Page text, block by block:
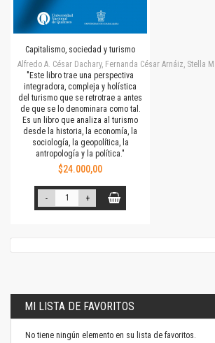
Capitalismo, sociedad y turismo
Alfredo A. César Dachary, Fernanda César Arnáiz, Stella
"Este libro trae una perspectiva
integradora, compleja y holística
del turismo que se retrotrae a antes
de que se lo denominara como tal.
Es un libro que analiza al turismo
desde la historia, la economía, la
sociología, la geopolítica, la
antropología y la política."
$24.000,00
- +
MI LISTA DE FAVORITOS
No tiene ningún elemento en su lista de favoritos.